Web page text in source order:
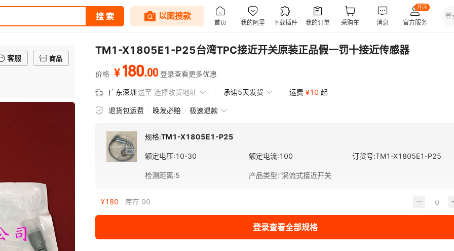
客服 商品
TM1-X1805E1-P25台湾TPC接近开关原装正品假一罚十接近传感器
价格 ¥180.00 登录查看更多优惠
广东深圳送至 选择收货地址 承诺5天发货 运费 ¥10 起
退货包运费 晚发必赔 极速退款
规格:TM1-X1805E1-P25
额定电压:10-30 额定电流:100 订货号:TM1-X1805E1-P25
检测距离:5 产品类型:“涡流式接近开关
¥180 库存 90
登录查看全部规格